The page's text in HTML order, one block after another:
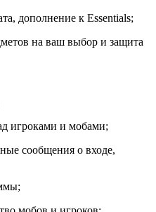
дополнение к Essentials;
на ваш выбор и защита
игроками и мобами;
сообщения о входе,